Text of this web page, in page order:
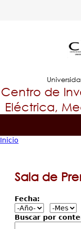
Centro de
Eléctrica,
Tropical
Principal
está
Inicio
Sala de
Fecha:
Buscar por